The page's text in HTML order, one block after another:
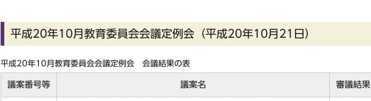
平成20年10月教育委員会会議定例会（平成20年10月21日）
平成20年10月教育委員会会議定例会 会議結果の表
議案番号等 議案名 審議結果